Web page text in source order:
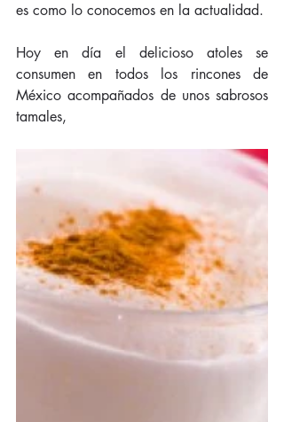
es como lo conocemos en la actualidad.
Hoy en día el delicioso atoles se
consumen en todos los rincones de
México acompañados de unos sabrosos
tamales,